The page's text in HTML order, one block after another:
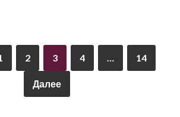
2 3 4 14
Далее